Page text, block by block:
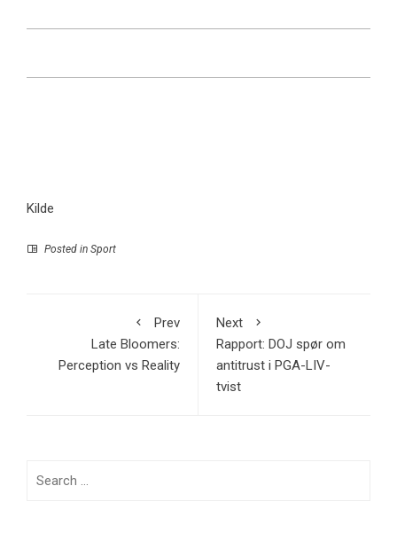
Kilde
Posted in Sport
Prev
Late Bloomers:
Perception vs Reality
Next
Rapport: DOJ spør om
antitrust i PGA-LIV-
tvist